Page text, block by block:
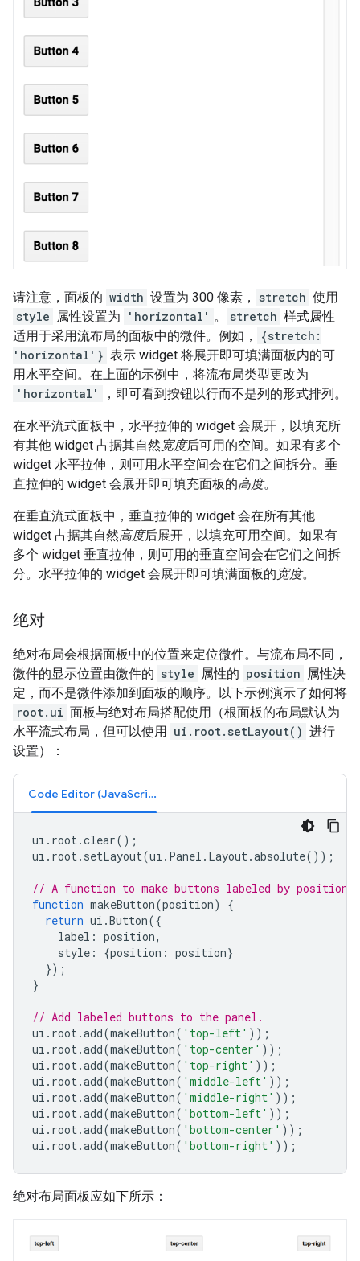
请注意，面板的 width 设置为 300 像素， stretch 使用
style 属性设置为 'horizontal' 。 stretch 样式属性
适用于采用流布局的面板中的微件。例如，
{stretch:
'horizontal'} 表示 widget 将展开即可填满面板内的可
用水平空间。在上面的示例中，将流布局类型更改为
'horizontal'
，即可看到按钮以行而不是列的形式排列。
在水平流式面板中，水平拉伸的 widget 会展开，以填充所
有其他 widget 占据其自然 宽度后可用的空间。如果有多个
widget 水平拉伸，则可用水平空间会在它们之间拆分。垂
直拉伸的 widget 会展开即可填充面板的高度。
在垂直流式面板中，垂直拉伸的 widget 会在所有其他
widget 占据其自然高度后展开，以填充可用空间。如果有
多个 widget 垂直拉伸，则可用的垂直空间会在它们之间拆
分。水平拉伸的 widget 会展开即可填满面板的 宽度。
绝对
绝对布局会根据面板中的位置来定位微件。与流布局不同，
微件的显示位置由微件的 style 属性的 position 属性决
定，而不是微件添加到面板的顺序。以下示例演示了如何将
root.ui 面板与绝对布局搭配使用（根面板的布局默认为
水平流式布局，但可以使用 ui.root.setLayout() 进行
设置）：
Code Editor (JavaScript)
ui . root.clear();
ui . root. setLayout(ui . Panel . Layout.absolute());
// A function to make buttons labeled by position.
function makeButton(position)
{
return ui .Button({
label : position,
style : {position : position}
});
}
// Add labeled buttons to the panel.
ui . root.add(makeButton( 'top-left' ));
ui . root.add(makeButton( 'top-center' ));
ui . root.add(makeButton( 'top-right' ));
ui . root.add(makeButton( 'middle-left' ));
ui . root.add(makeButton( 'middle-right' ));
ui . root.add(makeButton( 'bottom-left' ));
ui . root.add(makeButton( 'bottom-center' ));
ui . root.add(makeButton( 'bottom-right' ));
绝对布局面板应如下所示：